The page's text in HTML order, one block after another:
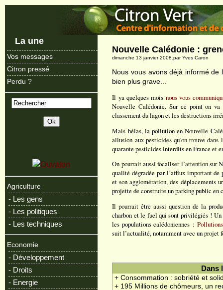
La une
Vos messages
Citron pressé
Perdu ?
Agriculture
- Les gens
- Les politiques
- Les techniques
Economie
- Développement
- Droits
- Energie
Nouvelle Calédonie :
dimanche 13 janvier 2008.par Yves Caron
Nous vous avons déjà informé de
bien plus grave...
Il ya quelques mois nous vous
Nouvelle Calédonie. Sur ce point on
classement du lagon et les destructions
Mais hélas, la pollution en Nouvelle
allusion aux pesticides qu’on trouve
quarante pesticides interdits en France et
On pourrait aussi focaliser l’attention sur
qualité dégradée par l’afflux important
et son agglomération, des déplacements
projette de construire un parking public en
Il pourrait être aussi question de la
charbon et le fuel qui sont privilégiés ! Un
les populations calédoniennes :
suit l’actualité, notamment avec un projet
Dans
+ Consommation : sobriété et
+ 195 Millions de chômeurs, un